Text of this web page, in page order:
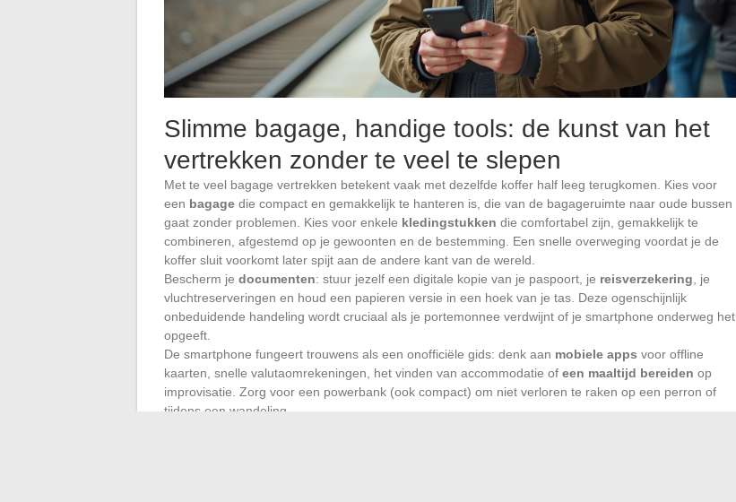
Slimme bagage, handige tools: de kunst van het
vertrekken zonder te veel te slepen
Met te veel bagage vertrekken betekent vaak met dezelfde koffer half leeg terugkomen. Kies voor
een bagage die compact en gemakkelijk te hanteren is, die van de bagageruimte naar oude bussen
gaat zonder problemen. Kies voor enkele kledingstukken die comfortabel zijn, gemakkelijk te
combineren, afgestemd op je gewoonten en de bestemming. Een snelle overweging voordat je de
koffer sluit voorkomt later spijt aan de andere kant van de wereld.
Bescherm je documenten: stuur jezelf een digitale kopie van je paspoort, je reisverzekering , je
vluchtreserveringen en houd een papieren versie in een hoek van je tas. Deze ogenschijnlijk
onbeduidende handeling wordt cruciaal als je portemonnee verdwijnt of je smartphone onderweg het
opgeeft.
De smartphone fungeert trouwens als een onofficiële gids: denk aan mobiele apps voor offline
kaarten, snelle valutaomrekeningen, het vinden van accommodatie of een maaltijd bereiden op
improvisatie. Zorg voor een powerbank (ook compact) om niet verloren te raken op een perron of
tijdens een wandeling.